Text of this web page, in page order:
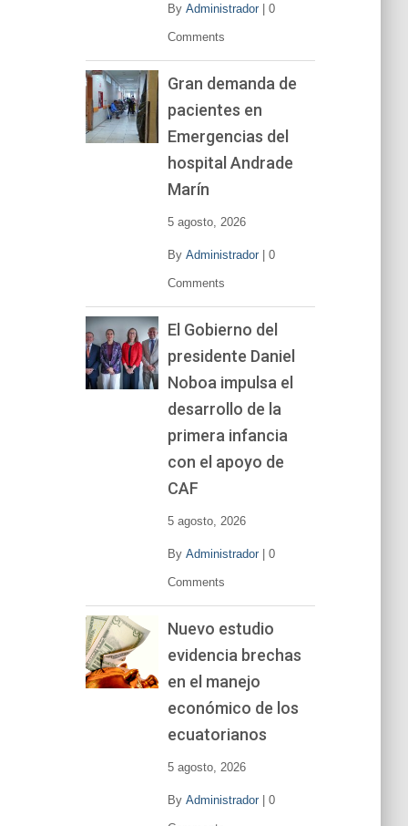
By Administrador| 0
Comments
Gran demanda de
pacientes en
Emergencias del
hospital Andrade
Marín
5 agosto, 2026
By Administrador| 0
Comments
El Gobierno del
presidente Daniel
Noboa impulsa el
desarrollo de la
primera infancia
con el apoyo de
CAF
5 agosto, 2026
By Administrador| 0
Comments
Nuevo estudio
evidencia brechas
en el manejo
económico de los
ecuatorianos
5 agosto, 2026
By Administrador| 0